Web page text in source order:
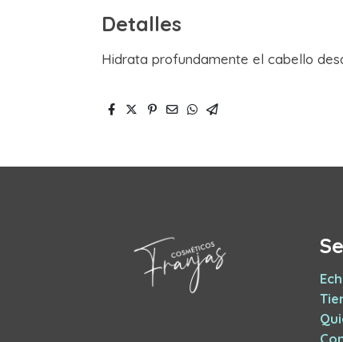
Detalles
Hidrata profundamente el cabello